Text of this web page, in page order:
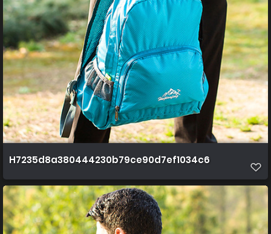
H7235d8a380444230b79ce90d7ef1034c6